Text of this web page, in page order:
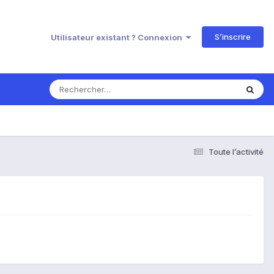
Utilisateur existant ? Connexion S’inscrire
Toute l’activité